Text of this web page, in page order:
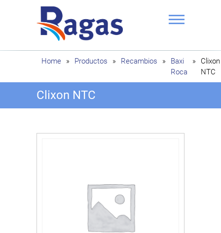
Ragas
Home » Productos » Recambios »
Baxi
Roca
»
Clixon
NTC
Clixon NTC